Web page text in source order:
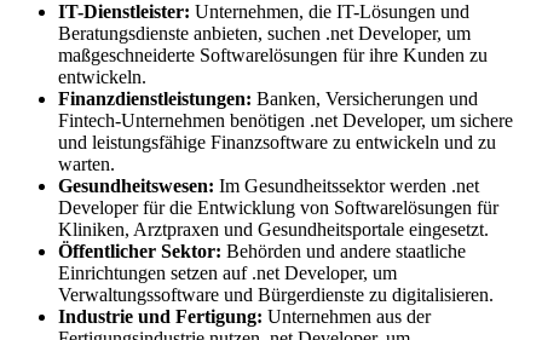
IT-Dienstleister: Unternehmen, die IT-Lösungen und
Beratungsdienste anbieten, suchen .net Developer, um
maßgeschneiderte Softwarelösungen für ihre Kunden zu
entwickeln.
Finanzdienstleistungen: Banken, Versicherungen und
Fintech-Unternehmen benötigen .net Developer, um sichere
und leistungsfähige Finanzsoftware zu entwickeln und zu
warten.
Gesundheitswesen: Im Gesundheitssektor werden .net
Developer für die Entwicklung von Softwarelösungen für
Kliniken, Arztpraxen und Gesundheitsportale eingesetzt.
Öffentlicher Sektor: Behörden und andere staatliche
Einrichtungen setzen auf .net Developer, um
Verwaltungssoftware und Bürgerdienste zu digitalisieren.
Industrie und Fertigung: Unternehmen aus der